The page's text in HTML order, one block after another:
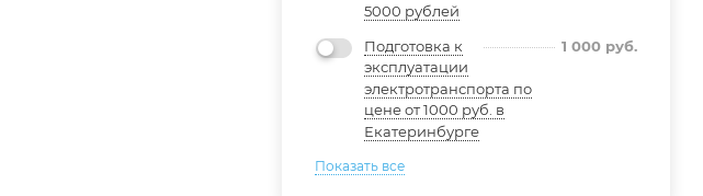
5000 рублей
Подготовка к
эксплуатации
электротранспорта по
цене от 1000 руб. в
Екатеринбурге
1 000руб.
Показать все